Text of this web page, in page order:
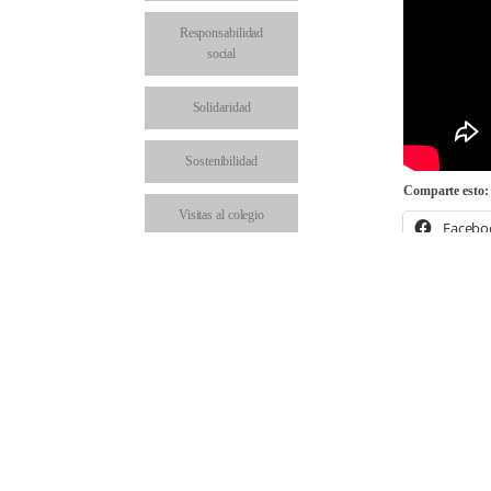
Responsabilidad
social
Solidaridad
Sostenibilidad
Visitas al colegio
Comparte esto: